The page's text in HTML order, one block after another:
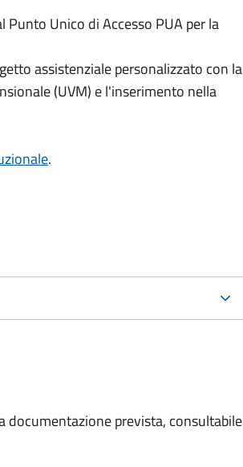
Punto Unico di Accesso PUA per la
assistenziale personalizzato con la
(UVM) e l'inserimento nella
.
documentazione prevista, consultabile